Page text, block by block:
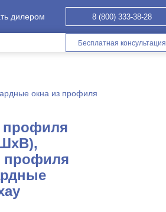
дилером 8 (800) 333-38-28
Бесплатная консультация
окна из профиля
профиля
профиля